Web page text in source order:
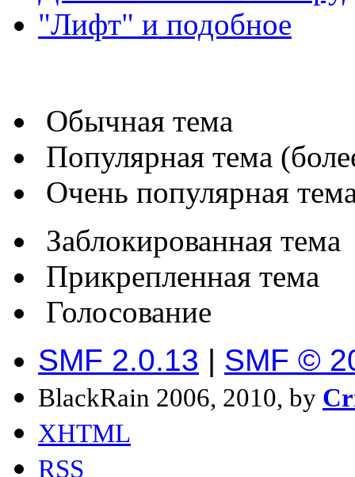
"Лифт" и подобное
Обычная тема
Популярная тема
Очень популярная
Заблокированная тема
Прикрепленная тема
Голосование
SMF 2.0.13 | SMF ©
BlackRain 2006, 2010, by
XHTML
RSS